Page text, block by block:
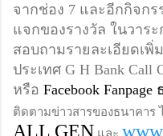
จากช่อง 7 และอีกกิจกร
แจกของรางวัล ในวาร
สอบถามรายละเอียดเ
ประเทศ G H Bank Call
หรือ Facebook
ติดตามข่าวสารของธนาคาร
ALL GEN